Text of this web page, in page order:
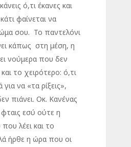
ό,τι έκανες και
φαίνεται να
σου. Το παντελόνι
κάπως στη μέση, η
νούμερα που δεν
το χειρότερο: ό,τι
να «τα ρίξεις»,
πιάνει. Οκ. Κανένας
εσύ ούτε η
λέει και το
ήρθε η ώρα που οι